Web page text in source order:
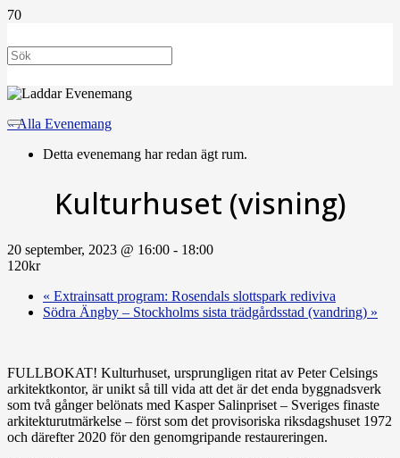
« Alla Evenemang
Detta evenemang har redan ägt rum.
Kulturhuset (visning)
20 september, 2023 @ 16:00 - 18:00
120kr
« Extrainsatt program: Rosendals slottspark rediviva
Södra Ängby ‒ Stockholms sista trädgårdsstad (vandring) »
FULLBOKAT! Kulturhuset, ursprungligen ritat av Peter Celsings
arkitekt­kontor, är unikt så till vida att det är det enda byggnadsverk
som två gånger belönats med Kasper Salinpriset ‒ Sveriges finaste
arkitekturutmärkelse ‒ först som det provisoriska riksdagshuset 1972
och därefter 2020 för den genomgripande restaureringen.